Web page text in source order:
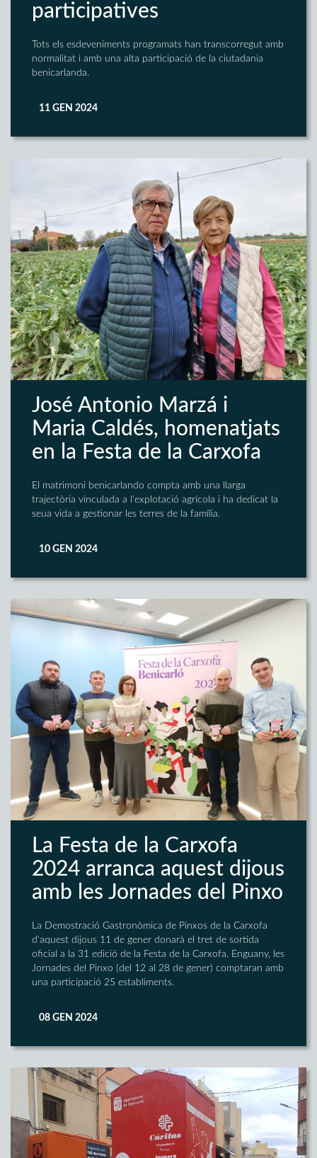
participatives
Tots els esdeveniments programats han transcorregut amb
normalitat i amb una alta participació de la ciutadania
benicarlanda.
11 GEN 2024
José Antonio Marzá i
Maria Caldés, homenatjats
en la Festa de la Carxofa
El matrimoni benicarlando compta amb una llarga
trajectòria vinculada a l'explotació agrícola i ha dedicat la
seua vida a gestionar les terres de la família.
10 GEN 2024
La Festa de la Carxofa
2024 arranca aquest dijous
amb les Jornades del Pinxo
La Demostració Gastronòmica de Pinxos de la Carxofa
d'aquest dijous 11 de gener donarà el tret de sortida
oficial a la 31 edició de la Festa de la Carxofa. Enguany, les
Jornades del Pinxo (del 12 al 28 de gener) comptaran amb
una participació 25 establiments.
08 GEN 2024